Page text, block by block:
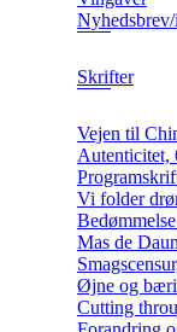
Skrifter
Vejen til
Autenticitet,
Vi folder
Mas de
Øjne og
Cutting